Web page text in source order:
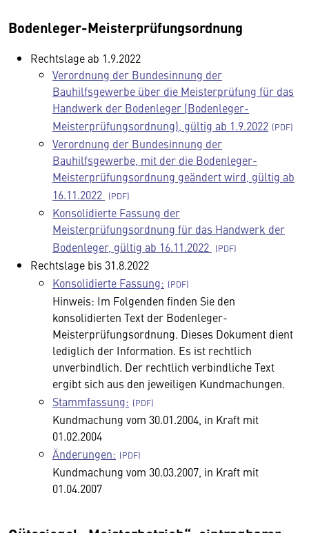
Bodenleger-Meisterprüfungsordnung
Rechtslage ab 1.9.2022
Verordnung der Bundesinnung der
Bauhilfsgewerbe über die Meisterprüfung für das
Handwerk der Bodenleger (Bodenleger-
Meisterprüfungsordnung), gültig ab 1.9.2022
Verordnung der Bundesinnung der
Bauhilfsgewerbe, mit der die Bodenleger-
Meisterprüfungsordnung geändert wird, gültig ab
16.11.2022
Konsolidierte Fassung der
Meisterprüfungsordnung für das Handwerk der
Bodenleger, gültig ab 16.11.2022
Rechtslage bis 31.8.2022
Konsolidierte Fassung:
Hinweis: Im Folgenden finden Sie den
konsolidierten Text der Bodenleger-
Meisterprüfungsordnung. Dieses Dokument dient
lediglich der Information. Es ist rechtlich
unverbindlich. Der rechtlich verbindliche Text
ergibt sich aus den jeweiligen Kundmachungen.
Stammfassung:
Kundmachung vom 30.01.2004, in Kraft mit
01.02.2004
Änderungen:
Kundmachung vom 30.03.2007, in Kraft mit
01.04.2007